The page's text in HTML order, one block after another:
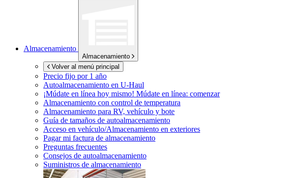
Almacenamiento
Almacenamiento
Volver al menú principal
Precio fijo por 1 año
Autoalmacenamiento en U-Haul
¡Múdate en línea hoy mismo! Múdate en línea: comenzar
Almacenamiento con control de temperatura
Almacenamiento para RV, vehículo y bote
Guía de tamaños de autoalmacenamiento
Acceso en vehículo/Almacenamiento en exteriores
Pagar mi factura de almacenamiento
Preguntas frecuentes
Consejos de autoalmacenamiento
Suministros de almacenamiento